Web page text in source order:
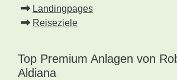
Landingpages
Reiseziele
Top Premium Anlagen von
Aldiana